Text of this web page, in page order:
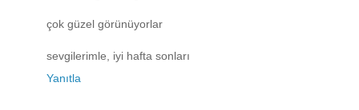
çok güzel görünüyorlar
sevgilerimle, iyi hafta sonları
Yanıtla